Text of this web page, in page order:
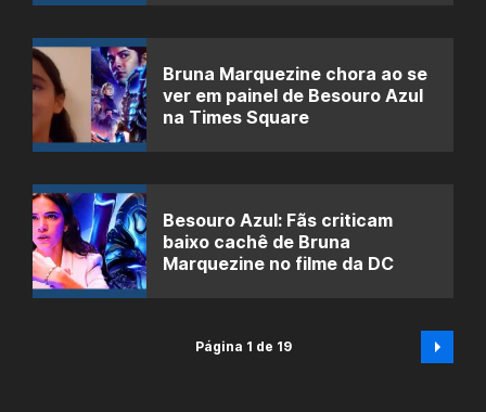
Bruna Marquezine chora ao se
ver em painel de Besouro Azul
na Times Square
Besouro Azul: Fãs criticam
baixo cachê de Bruna
Marquezine no filme da DC
Página 1 de 19